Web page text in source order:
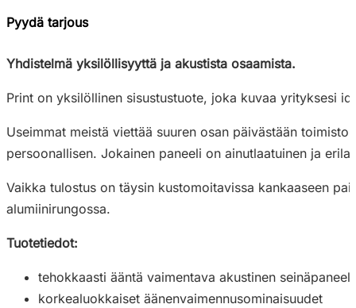
Pyydä tarjous
Yhdistelmä yksilöllisyyttä ja akustista osaamista.
Print on yksilöllinen sisustustuote, joka kuvaa yrityksesi
Useimmat meistä viettää suuren osan päivästään
persoonallisen. Jokainen paneeli on ainutlaatuinen ja
Vaikka tulostus on täysin kustomoitavissa kankaaseen
alumiinirungossa.
Tuotetiedot:
tehokkaasti ääntä vaimentava akustinen seinäpaneeli
korkealuokkaiset äänenvaimennusominaisuudet